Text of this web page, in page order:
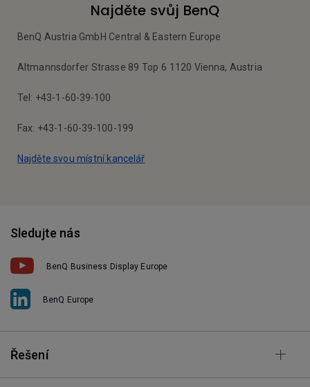
Najděte svůj BenQ
BenQ Austria GmbH Central & Eastern Europe
Altmannsdorfer Strasse 89 Top 6 1120 Vienna, Austria
Tel: +43-1-60-39-100
Fax: +43-1-60-39-100-199
Najděte svou místní kancelář
Sledujte nás
BenQ Business Display Europe
BenQ Europe
Řešení